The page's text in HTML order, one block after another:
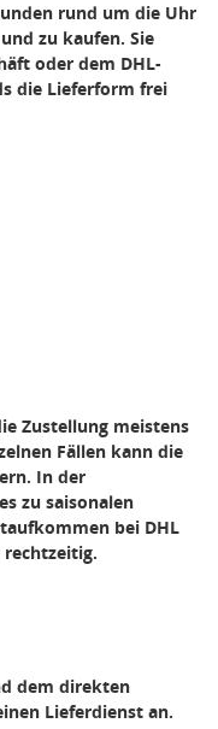
rund um die Uhr
zu kaufen. Sie
oder dem DHL-
die Lieferform frei
Zustellung meistens
Fällen kann die
In der
zu saisonalen
bei DHL
dem direkten
Lieferdienst an.